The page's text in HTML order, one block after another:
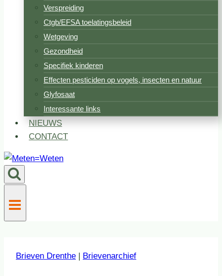
Verspreiding
Ctgb/EFSA toelatingsbeleid
Wetgeving
Gezondheid
Specifiek kinderen
Effecten pesticiden op vogels, insecten en natuur
Glyfosaat
Interessante links
NIEUWS
CONTACT
Brieven Drenthe Brievenarchief